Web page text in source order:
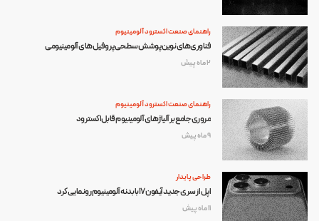
راهنمای صنعت اکسترود آلومینیوم
فناوری‌های نوین پوشش سطحی پروفیل‌های آلومینیومی
2 ماه پیش
راهنمای صنعت اکسترود آلومینیوم
مروری جامع بر آلیاژهای آلومینیوم قابل‌اکسترود
9 ماه پیش
طراحی پایدار
اپل از سری جدید آیفون 17 با بدنه آلومینیوم رونمایی کرد
11 ماه پیش